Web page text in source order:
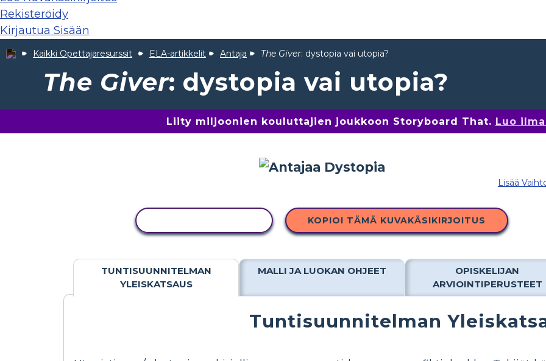
Rekisteröidy
Kirjautua Sisään
Kaikki Opettajaresurssit ELA-artikkelit Antaja The Giver: dystopia vai utopia?
The Giver: dystopia vai utopia?
Liity miljoonien kouluttajien joukkoon Storyboard That. Luo
Lisää
KOPIOI TÄMÄ KUVAKÄSIKIRJOITUS
TUNTISUUNNITELMAN
YLEISKATSAUS
MALLI JA LUOKAN OHJEET
OPISKELIJAN
ARVIOINTIPERUSTEET
Tuntisuunnitelman